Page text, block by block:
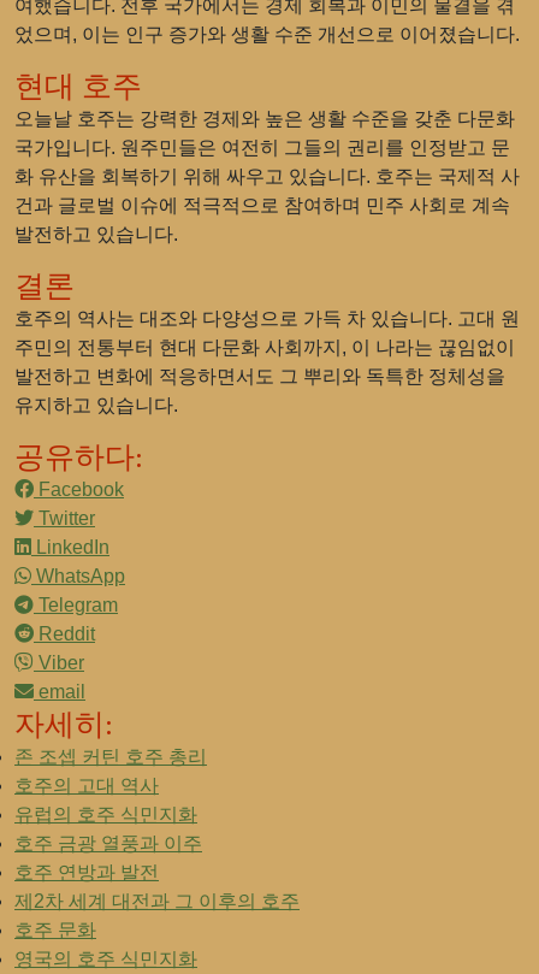
여했습니다. 전후 국가에서는 경제 회복과 이민의 물결을 겪
었으며, 이는 인구 증가와 생활 수준 개선으로 이어졌습니다.
현대 호주
오늘날 호주는 강력한 경제와 높은 생활 수준을 갖춘 다문화
국가입니다. 원주민들은 여전히 그들의 권리를 인정받고 문
화 유산을 회복하기 위해 싸우고 있습니다. 호주는 국제적 사
건과 글로벌 이슈에 적극적으로 참여하며 민주 사회로 계속
발전하고 있습니다.
결론
호주의 역사는 대조와 다양성으로 가득 차 있습니다. 고대 원
주민의 전통부터 현대 다문화 사회까지, 이 나라는 끊임없이
발전하고 변화에 적응하면서도 그 뿌리와 독특한 정체성을
유지하고 있습니다.
공유하다:
Facebook
Twitter
LinkedIn
WhatsApp
Telegram
Reddit
Viber
email
자세히:
존 조셉 커틴 호주 총리
호주의 고대 역사
유럽의 호주 식민지화
호주 금광 열풍과 이주
호주 연방과 발전
제2차 세계 대전과 그 이후의 호주
호주 문화
영국의 호주 식민지화